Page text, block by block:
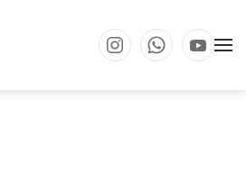
содержанию